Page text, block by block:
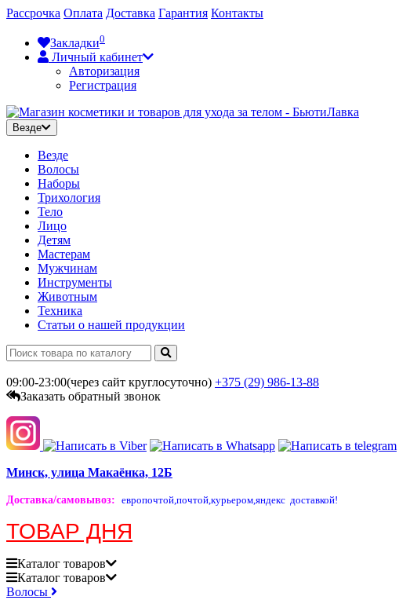
Рассрочка Оплата Доставка Гарантия Контакты
Закладки0
Личный кабинет
Авторизация
Регистрация
Везде
Везде
Волосы
Наборы
Трихология
Тело
Лицо
Детям
Мастерам
Мужчинам
Инструменты
Животным
Техника
Статьи о нашей продукции
09:00-23:00(через сайт круглосуточно) +375 (29) 986-13-88
Заказать обратный звонок
Минск, улица Макаёнка, 12Б
Доставка/самовывоз: европочтой,почтой,курьером,яндекс доставкой!
ТОВАР ДНЯ
Каталог товаров
Каталог товаров
Волосы